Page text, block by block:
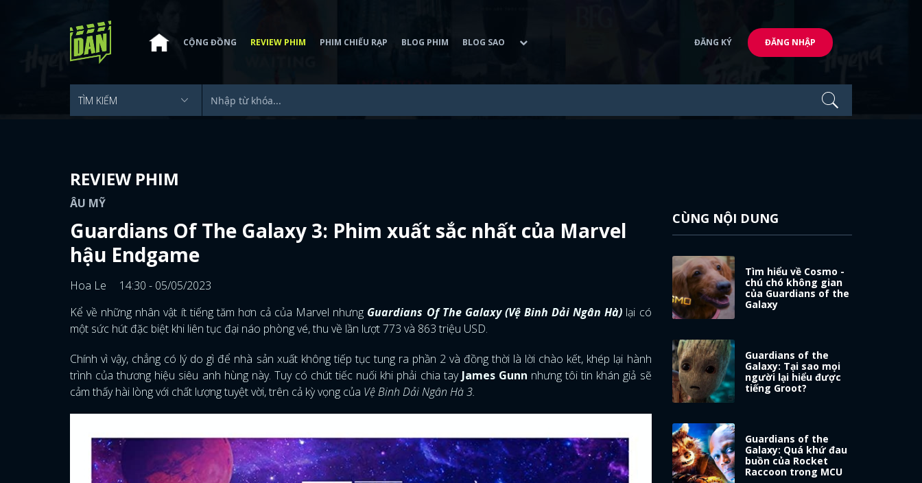
CỘNG ĐỒNG REVIEW PHIM PHIM CHIẾU RẠP BLOG PHIM BLOG SAO ĐĂNG KÝ ĐĂNG NHẬP
REVIEW PHIM
ÂU MỸ
Guardians Of The Galaxy 3: Phim xuất sắc nhất của Marvel
hậu Endgame
Hoa Le
14:30 - 05/05/2023
Kể về những nhân vật ít tiếng tăm hơn cả của Marvel nhưng Guardians Of The Galaxy (Vệ Binh Dải Ngân Hà) lại có
một sức hút đặc biệt khi liên tục đại náo phòng vé, thu về lần lượt 773 và 863 triệu USD.
Chính vì vậy, chẳng có lý do gì để nhà sản xuất không tiếp tục tung ra phần 2 và đồng thời là lời chào kết, khép lại hành
trình của thương hiệu siêu anh hùng này. Tuy có chút tiếc nuối khi phải chia tay James Gunn nhưng tôi tin khán giả sẽ
cảm thấy hài lòng với chất lượng tuyệt vời, trên cả kỳ vọng của Vệ Binh Dải Ngân Hà 3.
CÙNG NỘI DUNG
Tìm hiểu về Cosmo -
chú chó không gian
của Guardians of the
Galaxy
Guardians of the
Galaxy: Tại sao mọi
người lại hiểu được
tiếng Groot?
Guardians of the
Galaxy: Quá khứ đau
buồn của Rocket
Raccoon trong MCU